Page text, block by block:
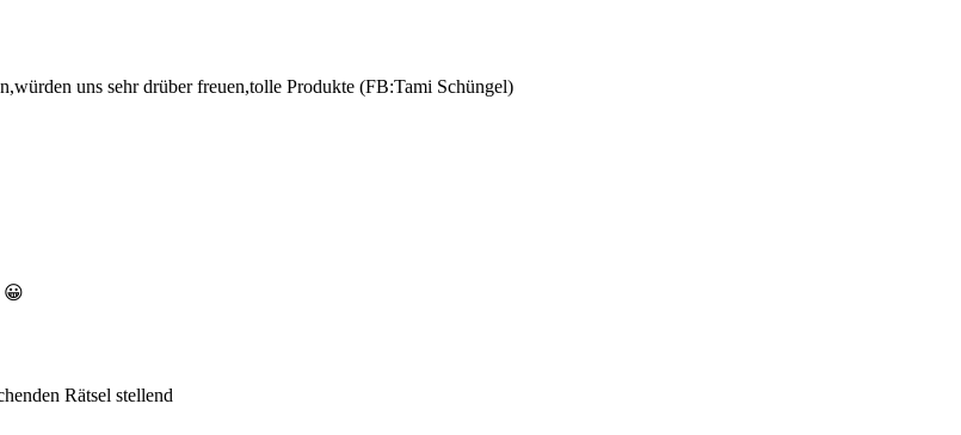
uns sehr drüber freuen,tolle Produkte (FB:Tami Schüngel)
😀
Rätsel stellend